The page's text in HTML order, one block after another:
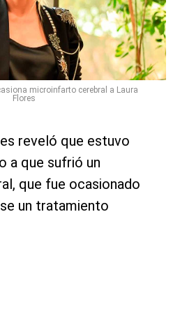
microinfarto cerebral a Laura
Flores
reveló que estuvo
a que sufrió un
que fue ocasionado
un tratamiento